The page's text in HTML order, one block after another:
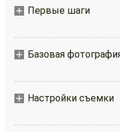
Первые шаги
Базовая
Настройки съемки